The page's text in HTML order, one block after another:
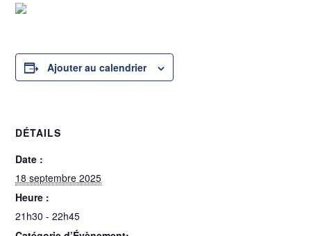
Ajouter au calendrier
DÉTAILS
Date :
18 septembre 2025
Heure :
21h30 - 22h45